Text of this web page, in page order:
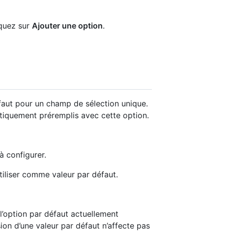
sur Ajouter une option.
pour un champ de sélection unique.
préremplis avec cette option.
configurer.
comme valeur par défaut.
par défaut actuellement
d’une valeur par défaut n’affecte pas